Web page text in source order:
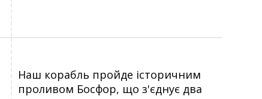
Наш корабль пройде історичним
проливом Босфор, що з'єднує два